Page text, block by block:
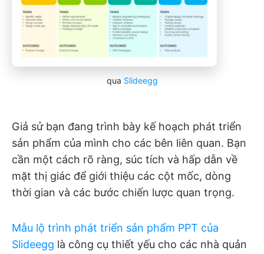
qua Slideegg
Giả sử bạn đang trình bày kế hoạch phát triển
sản phẩm của mình cho các bên liên quan. Bạn
cần một cách rõ ràng, súc tích và hấp dẫn về
mặt thị giác để giới thiệu các cột mốc, dòng
thời gian và các bước chiến lược quan trọng.
Mẫu lộ trình phát triển sản phẩm PPT của
Slideegg là công cụ thiết yếu cho các nhà quản